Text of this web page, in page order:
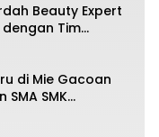
Beauty Expert
Tim
di Mie Gacoan
SMA SMK